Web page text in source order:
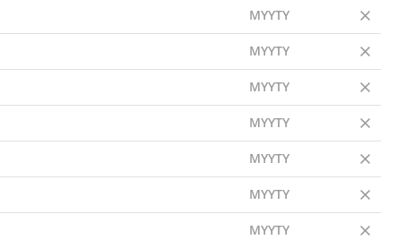
MYYTY
MYYTY
MYYTY
MYYTY
MYYTY
MYYTY
MYYTY